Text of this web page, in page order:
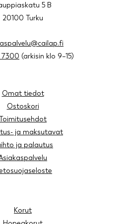
5 B
20100 Turku
7300 (arkisin klo 9–15)
Omat tiedot
Ostoskori
ja maksutavat
ja palautus
Korut